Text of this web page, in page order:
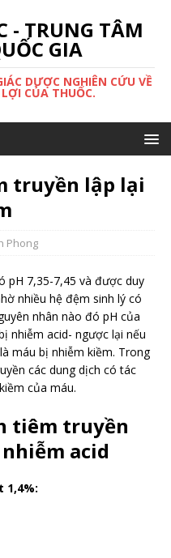
- TRUNG TÂM
GIA
DƯỢC NGHIÊN CỨU VỀ
CỦA THUỐC.
truyền lập lại
Phong
pH 7,35-7,45 và được duy
nhiều hệ đệm sinh lý có
nhân nào đó pH của
nhiễm acid- ngược lại nếu
máu bị nhiễm kiềm. Trong
các dung dịch có tác
của máu.
tiêm truyền
acid
1,4%: